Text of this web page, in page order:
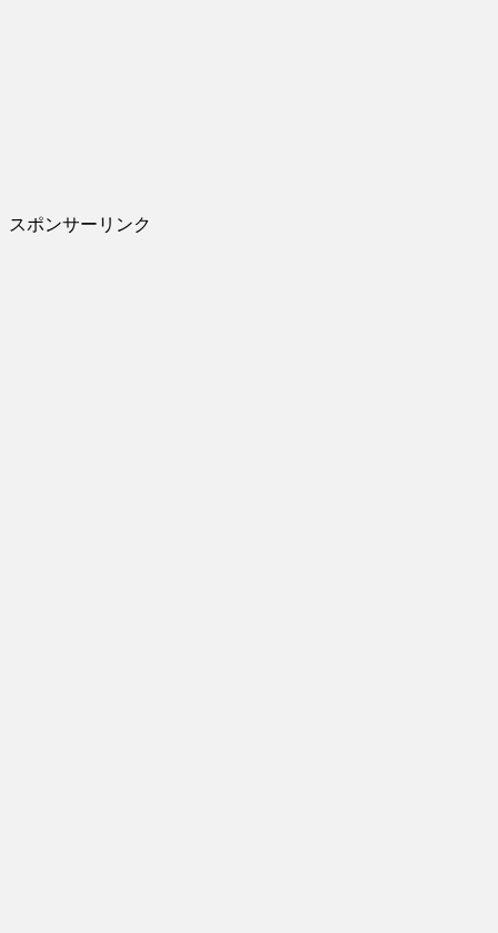
スポンサーリンク